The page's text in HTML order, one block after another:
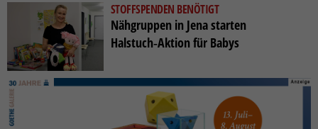
STOFFSPENDEN BENÖTIGT
Nähgruppen in Jena starten
Halstuch‑Aktion für Babys